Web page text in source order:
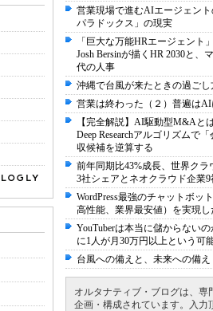
営業現場で進むAIエージェン
パラドックス」の現実
「巨大な万能HRエージェント
Josh Bersinが描くHR 2030と、
代の人事
沖縄で台風が来たときの過ご
営業は終わった（２）普遍は
【完全解説】AI駆動型M&A
Deep Researchアルゴリズムで
収候補を逆算する
前年同期比43%成長、世界ク
3社シェアとネオクラウド企業
WordPress最強のチャットボッ
高性能、業界最安値）を実現し
YouTuberは本当に儲からない
に1人が月30万円以上という可
台風への備えと、未来への備え
オルタナティブ・ブログは、専
企画・構成されています。入力